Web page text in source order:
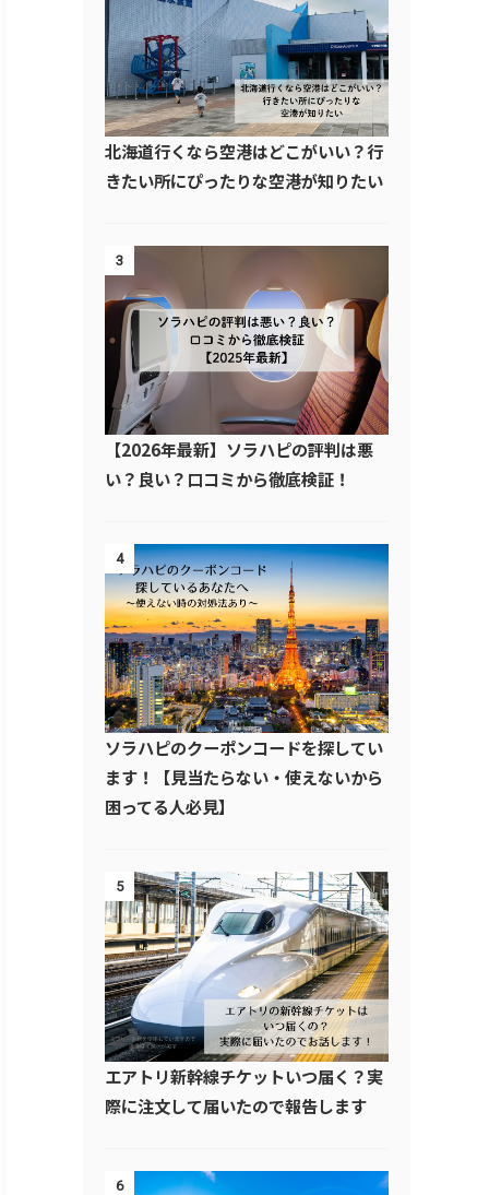
北海道行くなら空港はどこがいい？行
きたい所にぴったりな空港が知りたい
3
【2026年最新】ソラハピの評判は悪
い？良い？口コミから徹底検証！
4
ソラハピのクーポンコードを探してい
ます！【見当たらない・使えないから
困ってる人必見】
5
エアトリ新幹線チケットいつ届く？実
際に注文して届いたので報告します
6